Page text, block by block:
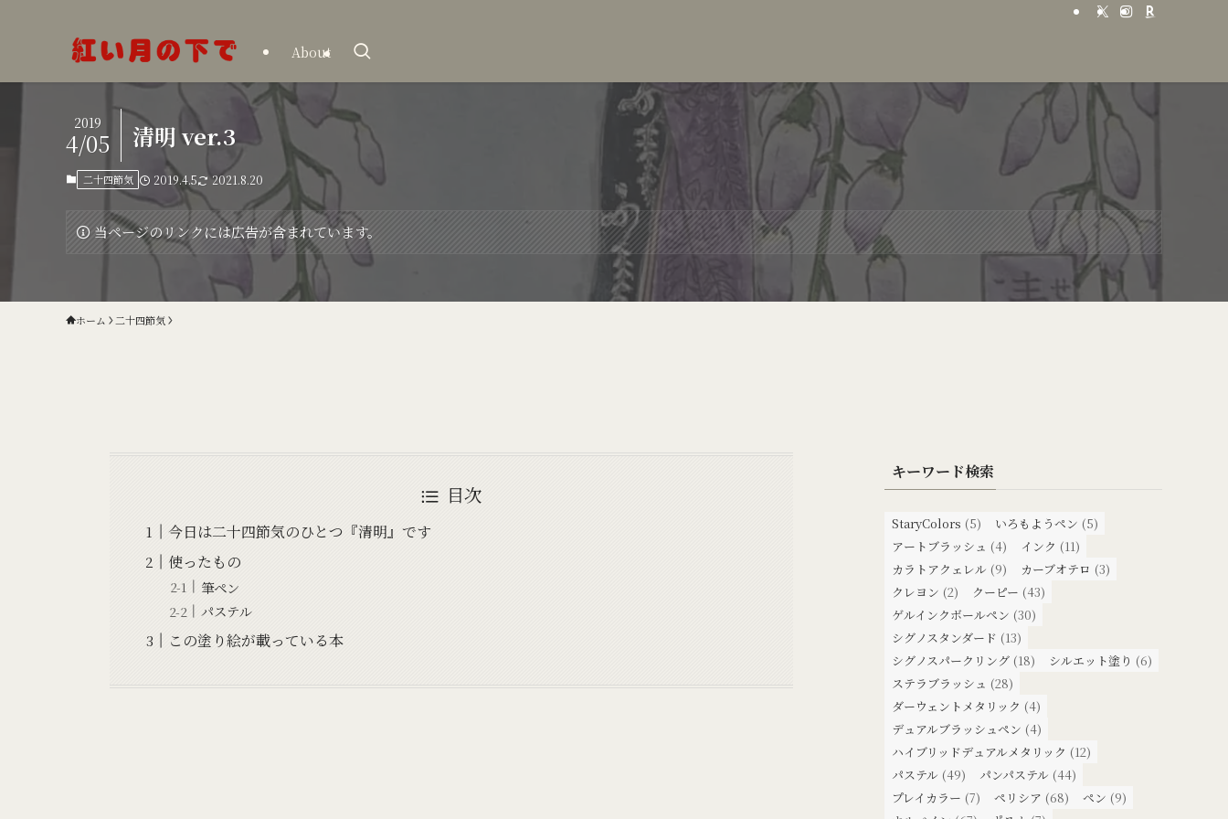
About
清明 ver.3
2019
4/05
二十四節気 2019.4.5 2021.8.20
当ページのリンクには広告が含まれています。
ホーム 二十四節気
目次
今日は二十四節気のひとつ『清明』です
使ったもの
筆ペン
パステル
この塗り絵が載っている本
キーワード検索
StaryColors (5) いろもようペン (5)
アートブラッシュ (4) インク (11)
カラトアクェレル (9) カーブオテロ (3)
クレヨン (2) クーピー (43)
ゲルインクボールペン (30)
シグノスタンダード (13)
シグノスパークリング (18) シルエット塗り (6)
ステラブラッシュ (28)
ダーウェントメタリック (4)
デュアルブラッシュペン (4)
ハイブリッドデュアルメタリック (12)
パステル (49) パンパステル (44)
プレイカラー (7) ペリシア (68) ペン (9)